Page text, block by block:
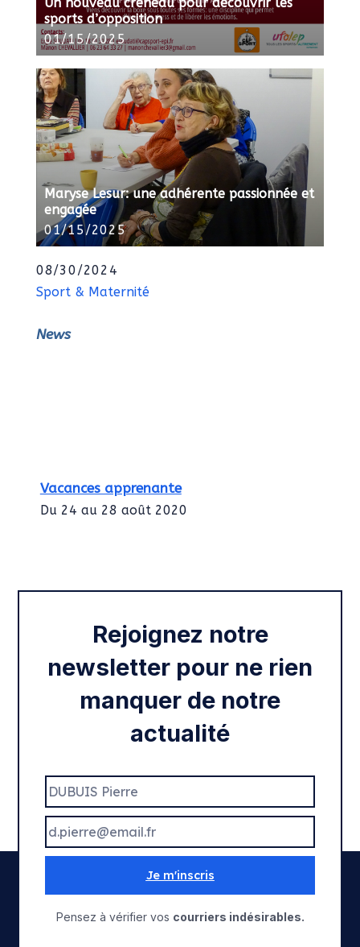
sports d’opposition
01/15/2025
Maryse Lesur: une adhérente passionnée et
engagée
01/15/2025
08/30/2024
Sport & Maternité
News
Vacances apprenante
Du 24 au 28 août 2020
Rejoignez notre
newsletter pour ne rien
manquer de notre
actualité
Je m'inscris
Pensez à vérifier vos courriers indésirables.